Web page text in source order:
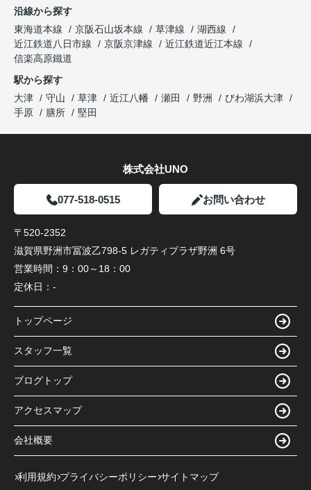
沿線から探す
東海道本線
京阪石山坂本線 草津線
湖西線
近江鉄道八日市線
京阪京津線
近江鉄道近江本線
信楽高原鐵道
駅から探す
大津
守山 草津 近江八幡 瀬田 野洲
びわ湖浜大津
手原
膳所 堅田
株式会社UNO
077-518-0515 お問い合わせ
〒520-2352
滋賀県野洲市冨波乙798-5 レガティプラザ野洲 6号
営業時間： 9：00～18：00
定休日： -
トップページ
スタッフ一覧
ブログトップ
アクセスマップ
会社概要
利用規約 プライバシーポリシー サイトマップ